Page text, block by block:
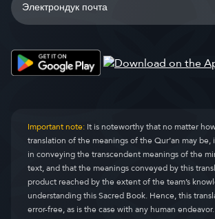
Important note:It is noteworthy that no matter
translation of the meanings of the Qur’an may
in conveying the transcendent meanings of the
text, and that the meanings conveyed by this
product reached by the extent of the team’s
understanding this Sacred Book. Hence, this
error-free, as is the case with any human